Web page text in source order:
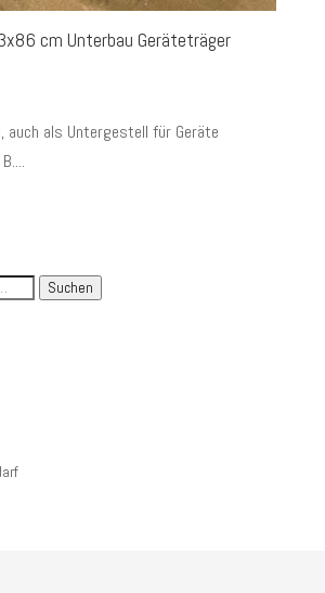
cm Unterbau Geräteträger
auch als Untergestell für Geräte
Suchen